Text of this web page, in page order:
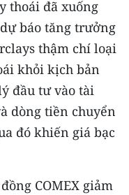
thoái đã xuống
báo tăng trưởng
thậm chí loại
khỏi kịch bản
đầu tư vào tài
dòng tiền chuyển
đó khiến giá bạc
COMEX giảm